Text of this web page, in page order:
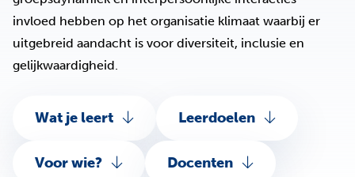
invloed hebben op het organisatie klimaat waarbij er
uitgebreid aandacht is voor diversiteit, inclusie en
gelijkwaardigheid.
Wat je leert Leerdoelen
Voor wie? Docenten